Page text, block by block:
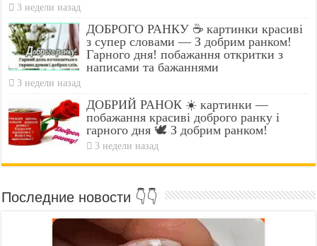
3 недели назад
ДОБРОГО РАНКУ ☕ картинки красиві
з супер словами — З добрим ранком!
Гарного дня! побажання откритки з
написами та бажаннями
3 недели назад
ДОБРИЙ РАНОК ☀️ картинки —
побажання красиві доброго ранку і
гарного дня 🕊️ З добрим ранком!
3 недели назад
Последние новости 👇👇